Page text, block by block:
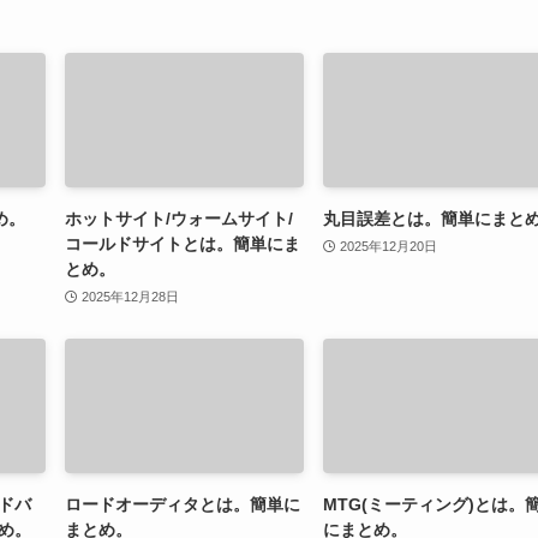
ホットサイト/ウォームサイト/
コールドサイトとは。簡単にま
とめ。
2025年12月28日
丸目誤差とは。簡単にまとめ
2025年12月20日
バ
。
ロードオーディタとは。簡単に
まとめ。
MTG(ミーティング)とは。
にまとめ。